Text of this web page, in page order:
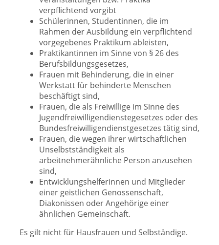
verpflichtend vorgibt
Schülerinnen, Studentinnen, die im
Rahmen der Ausbildung ein verpflichtend
vorgegebenes Praktikum ableisten,
Praktikantinnen im Sinne von § 26 des
Berufsbildungsgesetzes,
Frauen mit Behinderung, die in einer
Werkstatt für behinderte Menschen
beschäftigt sind,
Frauen, die als Freiwillige im Sinne des
Jugendfreiwilligendienstegesetzes oder des
Bundesfreiwilligendienstgesetzes tätig sind,
Frauen, die wegen ihrer wirtschaftlichen
Unselbstständigkeit als
arbeitnehmerähnliche Person anzusehen
sind,
Entwicklungshelferinnen und Mitglieder
einer geistlichen Genossenschaft,
Diakonissen oder Angehörige einer
ähnlichen Gemeinschaft.
Es gilt nicht für Hausfrauen und Selbständige.